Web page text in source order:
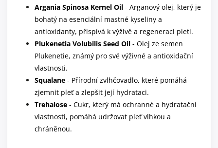
Argania Spinosa Kernel Oil - Arganový olej, který je
bohatý na esenciální mastné kyseliny a
antioxidanty, přispívá k výživě a regeneraci pleti.
Plukenetia Volubilis Seed Oil - Olej ze semen
Plukenetie, známý pro své výživné a antioxidační
vlastnosti.
Squalane - Přírodní zvlhčovadlo, které pomáhá
zjemnit pleť a zlepšit její hydrataci.
Trehalose - Cukr, který má ochranné a hydratační
vlastnosti, pomáhá udržovat pleť vlhkou a
chráněnou.